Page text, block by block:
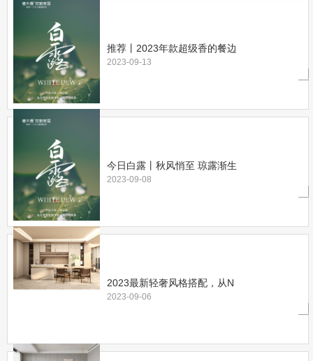
推荐丨2023年款超级香的餐边
2023-09-13
今日白露丨秋风悄至 琼露渐生
2023-09-08
2023最新轻奢风格搭配，从N
2023-09-06